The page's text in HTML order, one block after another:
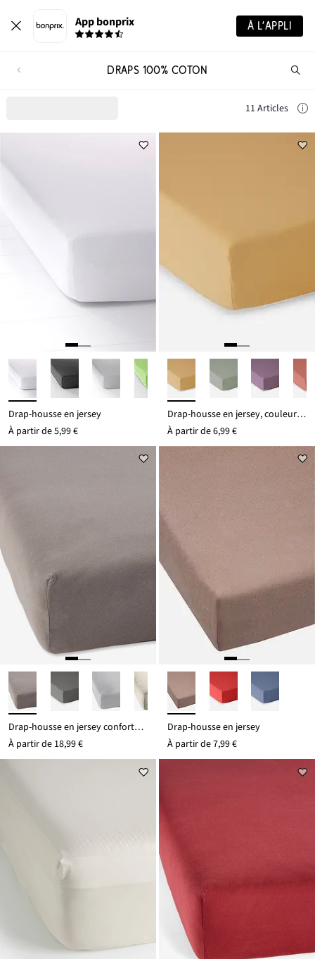
App bonprix À L’APPLI
DRAPS 100% COTON
11 Articles
Drap-housse en jersey
À partir de5,99 €
Drap-housse en jersey, couleurs printanières
À partir de6,99 €
Drap-housse en jersey confortable
À partir de 18,99 €
Drap-housse en jersey
À partir de7,99 €